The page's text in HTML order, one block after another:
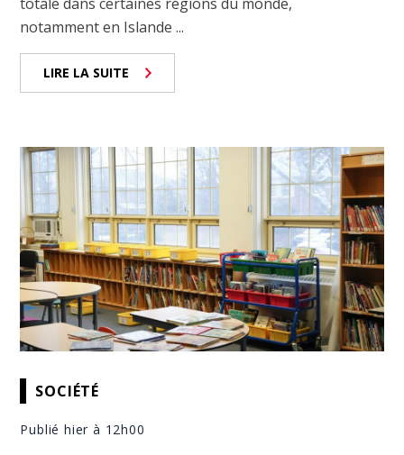
totale dans certaines régions du monde,
notamment en Islande ...
LIRE LA SUITE
SOCIÉTÉ
Publié hier à 12h00